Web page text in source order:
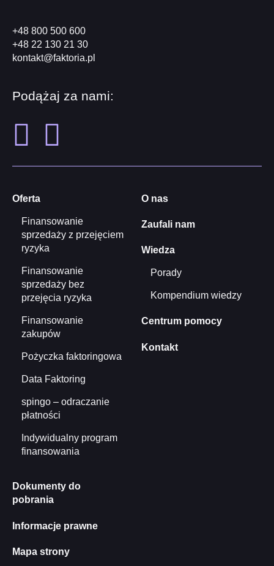
+48 800 500 600
+48 22 130 21 30
kontakt@faktoria.pl
Podążaj za nami:
Oferta
Finansowanie
sprzedaży z przejęciem
ryzyka
Finansowanie
sprzedaży bez
przejęcia ryzyka
Finansowanie
zakupów
Pożyczka faktoringowa
Data Faktoring
spingo – odraczanie
płatności
Indywidualny program
finansowania
O nas
Zaufali nam
Wiedza
Porady
Kompendium wiedzy
Centrum pomocy
Kontakt
Dokumenty do
pobrania
Informacje prawne
Mapa strony